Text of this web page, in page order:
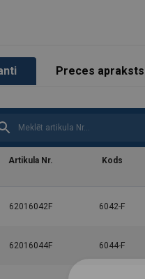
Preces apraksts
Artikula Nr. Kods
62016042F 6042-F
62016044F 6044-F